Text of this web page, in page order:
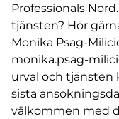
Professionals
tjänsten? Hör
Monika Psag-
monika.psag-
urval och tjänsten
sista
välkommen med